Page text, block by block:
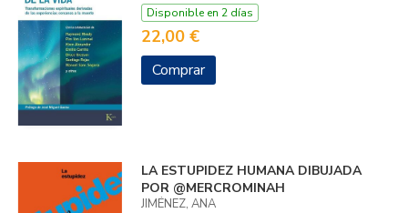
Disponible en 2 días
22,00 €
Comprar
LA ESTUPIDEZ HUMANA DIBUJADA
POR @MERCROMINAH
JIMÉNEZ, ANA